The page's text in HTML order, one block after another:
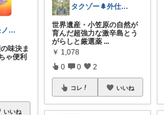
本気で良いモノROOM
味決ま
ゃ便利
いいね
タクゾー🌲外仕事を快適にしたい
世界遺産・小笠原の自然が
育んだ超強力な激辛島とう
がらしと厳選薬 ...
￥ 1,078
0 0 2
コレ いいね